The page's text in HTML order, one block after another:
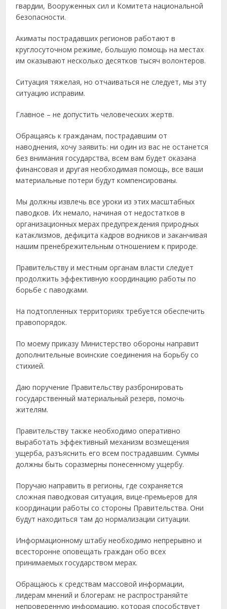
гвардии, Вооруженных сил и Комитета национальной
безопасности.
Акиматы пострадавших регионов работают в
круглосуточном режиме, большую помощь на местах
им оказывают несколько десятков тысяч волонтеров.
Ситуация тяжелая, но отчаиваться не следует, мы эту
ситуацию исправим.
Главное – не допустить человеческих жертв.
Обращаясь к гражданам, пострадавшим от
наводнения, хочу заявить: ни один из вас не останется
без внимания государства, всем вам будет оказана
финансовая и другая необходимая помощь, все ваши
материальные потери будут компенсированы.
Мы должны извлечь все уроки из этих масштабных
паводков. Их немало, начиная от недостатков в
организационных мерах предупреждения природных
катаклизмов, дефицита кадров водников и заканчивая
нашим пренебрежительным отношением к природе.
Правительству и местным органам власти следует
продолжить эффективную координацию работы по
борьбе с паводками.
На подтопленных территориях требуется обеспечить
правопорядок.
По моему приказу Министерство обороны направит
дополнительные воинские соединения на борьбу со
стихией.
Даю поручение Правительству разбронировать
государственный материальный резерв, помочь
жителям.
Правительству также необходимо оперативно
выработать эффективный механизм возмещения
ущерба, разъяснить его всем пострадавшим. Суммы
должны быть соразмерны понесенному ущербу.
Поручаю направить в регионы, где сохраняется
сложная паводковая ситуация, вице-премьеров для
координации работы со стороны Правительства. Они
будут находиться там до нормализации ситуации.
Информационному штабу необходимо непрерывно и
всесторонне оповещать граждан обо всех
принимаемых государством мерах.
Обращаюсь к средствам массовой информации,
лидерам мнений и блогерам: не распространяйте
непроверенную информацию, которая способствует